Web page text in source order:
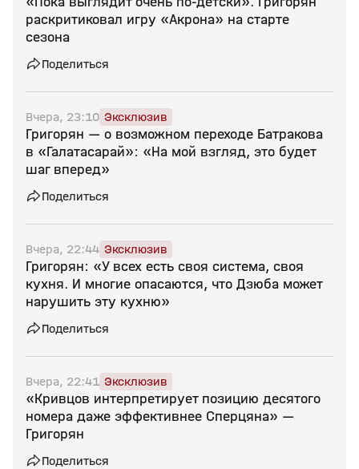
раскритиковал игру «Акрона» на старте
сезона
Поделиться
Вчера, 23:10 Эксклюзив
Григорян — о возможном переходе Батракова
в «Галатасарай»: «На мой взгляд, это будет
шаг вперед»
Поделиться
Вчера, 22:44 Эксклюзив
Григорян: «У всех есть своя система, своя
кухня. И многие опасаются, что Дзюба может
нарушить эту кухню»
Поделиться
Вчера, 22:41 Эксклюзив
«Кривцов интерпретирует позицию десятого
номера даже эффективнее Сперцяна» —
Григорян
Поделиться